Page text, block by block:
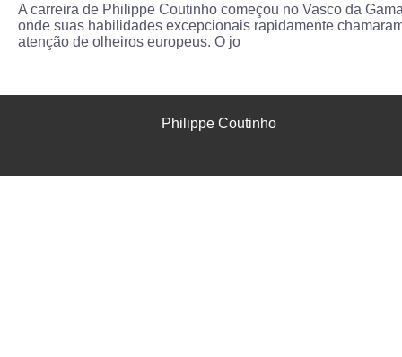
A carreira de Philippe Coutinho começou no Vasco da
onde suas habilidades excepcionais rapidamente
atenção de olheiros europeus. O jo
Philippe Coutinho